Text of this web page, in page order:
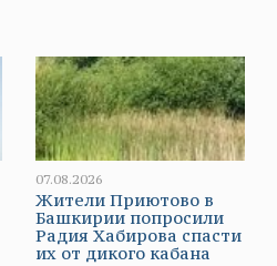
07.08.2026
Жители Приютово в
Башкирии попросили
Радия Хабирова спасти
их от дикого кабана